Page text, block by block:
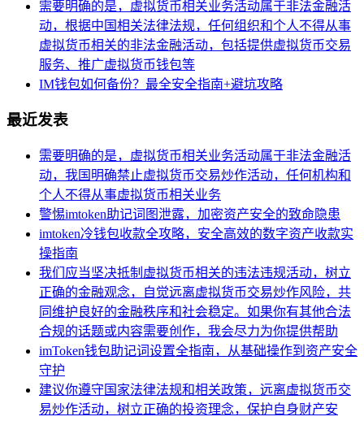
需要明确的是，虚拟货币相关业务活动属于非法金融活
动，根据中国相关法律法规，任何组织和个人不得从事
虚拟货币相关的非法金融活动，包括提供虚拟货币交易
服务、推广虚拟货币钱包等
IM钱包如何备份？最全安全指南+避坑攻略
最近发表
需要明确的是，虚拟货币相关业务活动属于非法金融活
动，我国明确禁止虚拟货币交易炒作活动，任何机构和
个人不得从事虚拟货币相关业务
警惕imtoken助记词图泄露，加密资产安全的致命隐患
imtoken冷钱包收款全攻略，安全高效的数字资产收款实
操指南
我们应当坚决抵制虚拟货币相关的违法违规活动，树立
正确的金融观念，自觉远离虚拟货币交易炒作风险，共
同维护良好的金融秩序和社会稳定。如果你有其他合法
合规的话题或内容需要创作，我会尽力为你提供帮助
imToken钱包助记词设置全指南，从基础操作到资产安全
守护
建议你遵守国家法律法规和相关政策，远离虚拟货币交
易炒作活动，树立正确的投资理念，保护自身财产安